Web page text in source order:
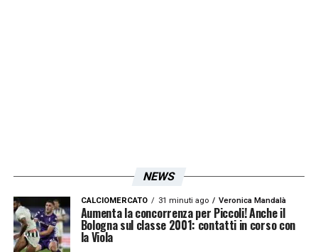
Sono state ufficializzate anche le soste. Il
campionato si fermerà sabato 26 settembre
2026, sabato3 ottobre 2026e sabato14
novembre 2026
NEWS
CALCIOMERCATO 31 minuti ago Veronica Mandalà
Aumenta la concorrenza per Piccoli! Anche il
Bologna sul classe 2001: contatti in corso con
la Viola